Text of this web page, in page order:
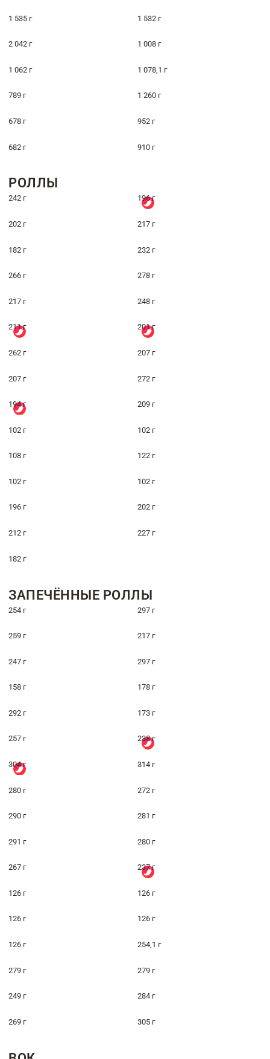
1 535 г 1 532 г
2 042 г 1 008 г
1 062 г 1 078,1 г
789 г 1 260 г
678 г 952 г
682 г 910 г
РОЛЛЫ
242 г 196 г
202 г 217 г
182 г 232 г
266 г 278 г
217 г 248 г
211 г 201 г
262 г 207 г
207 г 272 г
194 г 209 г
102 г 102 г
108 г 122 г
102 г 102 г
196 г 202 г
212 г 227 г
182 г
ЗАПЕЧЁННЫЕ РОЛЛЫ
254 г 297 г
259 г 217 г
247 г 297 г
158 г 178 г
292 г 173 г
257 г 238 г
304 г 314 г
280 г 272 г
290 г 281 г
291 г 280 г
267 г 237 г
126 г 126 г
126 г 126 г
126 г 254,1 г
279 г 279 г
249 г 284 г
269 г 305 г